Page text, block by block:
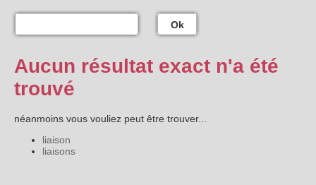
Ok
Aucun résultat exact n'a été
trouvé
néanmoins vous vouliez peut être trouver...
liaison
liaisons